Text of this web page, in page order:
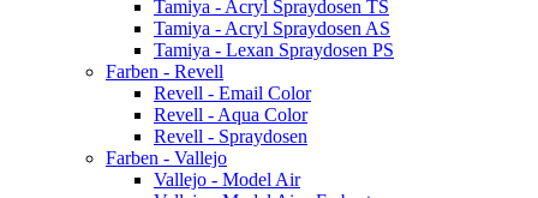
Tamiya - Acryl Spraydosen TS
Tamiya - Acryl Spraydosen AS
Tamiya - Lexan Spraydosen PS
Farben - Revell
Revell - Email Color
Revell - Aqua Color
Revell - Spraydosen
Farben - Vallejo
Vallejo - Model Air